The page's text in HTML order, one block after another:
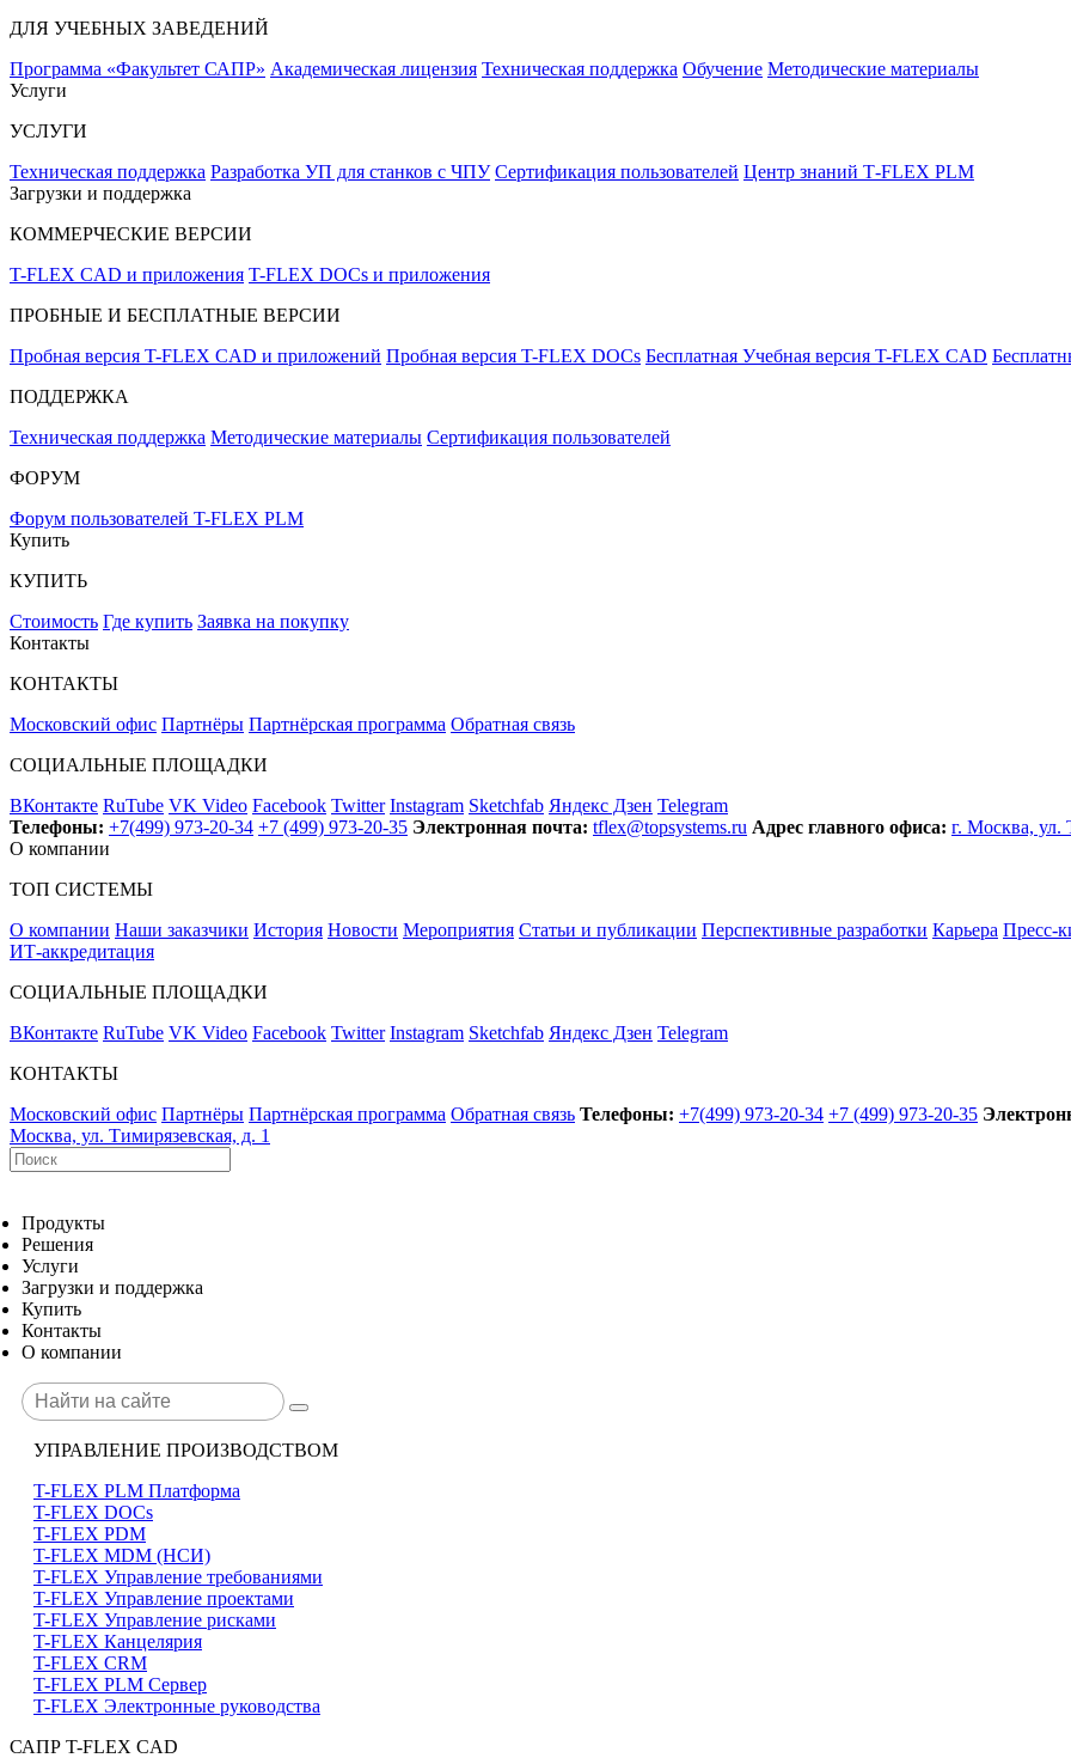
ДЛЯ УЧЕБНЫХ ЗАВЕДЕНИЙ
Программа «Факультет САПР» Академическая лицензия Техническая поддержка Обучение Методические материалы
Услуги
УСЛУГИ
Техническая поддержка Разработка УП для станков с ЧПУ Сертификация пользователей Центр знаний T‑FLEX PLM
Загрузки и поддержка
КОММЕРЧЕСКИЕ ВЕРСИИ
T-FLEX CAD и приложения T-FLEX DOCs и приложения
ПРОБНЫЕ И БЕСПЛАТНЫЕ ВЕРСИИ
Пробная версия T-FLEX CAD и приложений Пробная версия T-FLEX DOCs Бесплатная Учебная версия T-FLEX CAD
ПОДДЕРЖКА
Техническая поддержка Методические материалы Сертификация пользователей
ФОРУМ
Форум пользователей T-FLEX PLM
Купить
КУПИТЬ
Стоимость Где купить Заявка на покупку
Контакты
КОНТАКТЫ
Московский офис Партнёры Партнёрская программа Обратная связь
СОЦИАЛЬНЫЕ ПЛОЩАДКИ
ВКонтакте RuTube VK Video Facebook Twitter Instagram Sketchfab Яндекс Дзен Telegram
Телефоны: +7(499) 973-20-34 +7 (499) 973-20-35 Электронная почта: tflex@topsystems.ru Адрес главного офиса: г. Москва, ул.
О компании
ТОП СИСТЕМЫ
О компании Наши заказчики История Новости Мероприятия Статьи и публикации Перспективные разработки Карьера Пресс-
ИТ-аккредитация
СОЦИАЛЬНЫЕ ПЛОЩАДКИ
ВКонтакте RuTube VK Video Facebook Twitter Instagram Sketchfab Яндекс Дзен Telegram
КОНТАКТЫ
Московский офис Партнёры Партнёрская программа Обратная связь Телефоны: +7(499) 973-20-34 +7 (499) 973-20-35
Москва, ул. Тимирязевская, д. 1
Продукты
Решения
Услуги
Загрузки и поддержка
Купить
Контакты
О компании
УПРАВЛЕНИЕ ПРОИЗВОДСТВОМ
T-FLEX PLM Платформа
T-FLEX DOCs
T-FLEX PDM
T-FLEX MDM (НСИ)
T-FLEX Управление требованиями
T-FLEX Управление проектами
T-FLEX Управление рисками
T-FLEX Канцелярия
T-FLEX CRM
T-FLEX PLM Сервер
T-FLEX Электронные руководства
САПР T-FLEX CAD